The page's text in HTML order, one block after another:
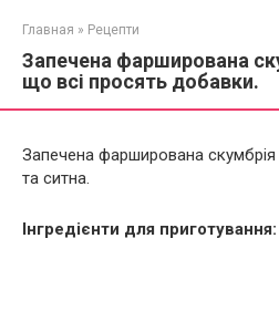
Главная » Рецепти
Запечена фарширована
що всі просять добавки.
Запечена фарширована
та ситна.
Інгредієнти для приготування: